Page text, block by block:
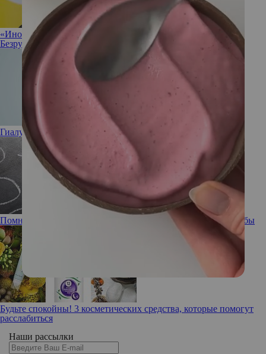
«Иногда полезно разрешить себе ничего не делать»: Ирина
Безрукова не против прокрастинации
Гиалуроновая кислота: полезна или вредна
Помнишь ли ты: забывчивость, ее причины и способы борьбы
Будьте спокойны! 3 косметических средства, которые помогут
расслабиться
Наши рассылки